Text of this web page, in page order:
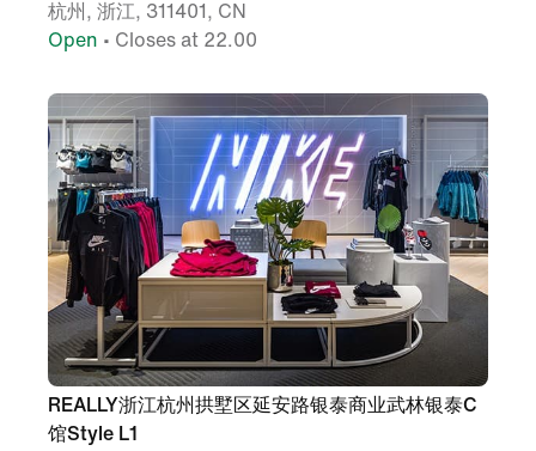
杭州, 浙江, 311401, CN
Open • Closes at 22.00
REALLY浙江杭州拱墅区延安路银泰商业武林银泰C
馆Style L1